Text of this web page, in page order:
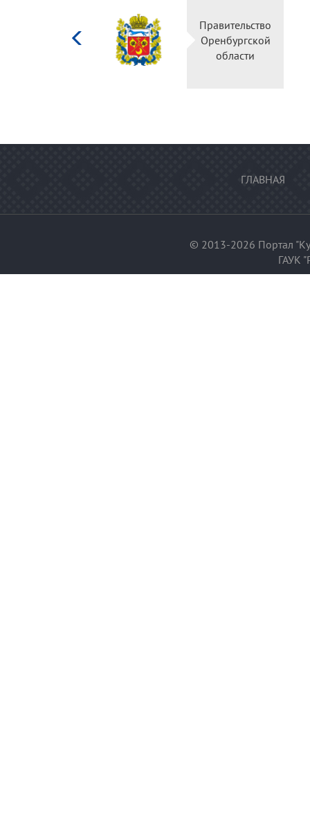
Правительство
Оренбургской
области
ГЛАВНАЯ
© 2013-2026 Портал
ГАУК